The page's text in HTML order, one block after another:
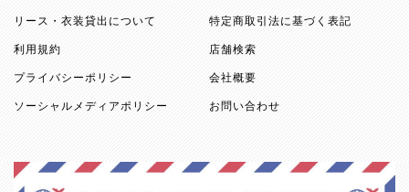
リース・衣装貸出について 特定商取引法に基づく表記
利用規約
プライバシーポリシー
ソーシャルメディアポリシー
店舗検索
会社概要
お問い合わせ